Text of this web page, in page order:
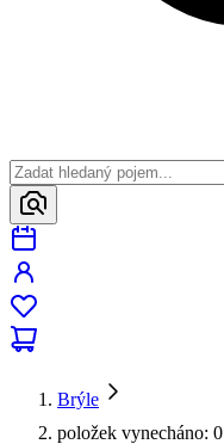
Brýle
položek vynecháno: 0